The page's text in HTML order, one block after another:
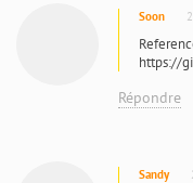
Soon
https://
Répondre
Sandy